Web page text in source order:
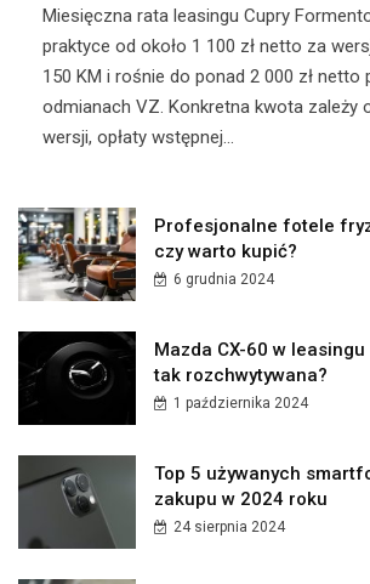
​Miesięczna rata leasingu Cupry
praktyce od około 1 100 zł netto za
150 KM i rośnie do ponad 2 000 zł netto
odmianach VZ. Konkretna kwota zależy
wersji, opłaty wstępnej...
Profesjonalne fotele
czy warto kupić?
6 grudnia 2024
Mazda CX-60 w
tak rozchwytywana?
1 października 2024
Top 5 używanych
zakupu w 2024 roku
24 sierpnia 2024